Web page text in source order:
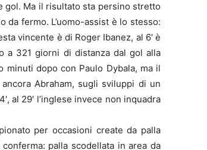
gol. Ma il risultato sta persino stretto
da fermo. L’uomo-assist è lo stesso:
vincente è di Roger Ibanez, al 6′ è
a 321 giorni di distanza dal gol alla
minuti dopo con Paulo Dybala, ma il
Abraham, sugli sviluppi di un
al 29′ l’inglese invece non inquadra
per occasioni create da palla
palla scodellata in area da